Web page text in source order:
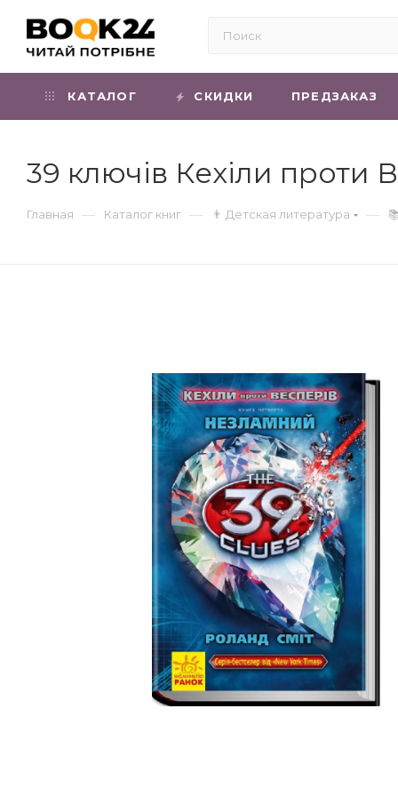
КАТАЛОГ СКИДКИ ПРЕДЗАКАЗ
39 ключів Кехіли проти
Главная — Каталог книг — 👨 Детская литература —